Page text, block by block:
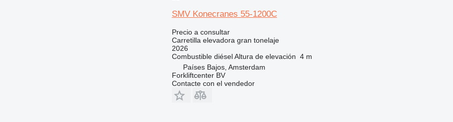
SMV Konecranes 55-1200C
Precio a consultar
Carretilla elevadora gran tonelaje
2026
Combustible diésel Altura de elevación 4 m
Países Bajos, Amsterdam
Forkliftcenter BV
Contacte con el vendedor